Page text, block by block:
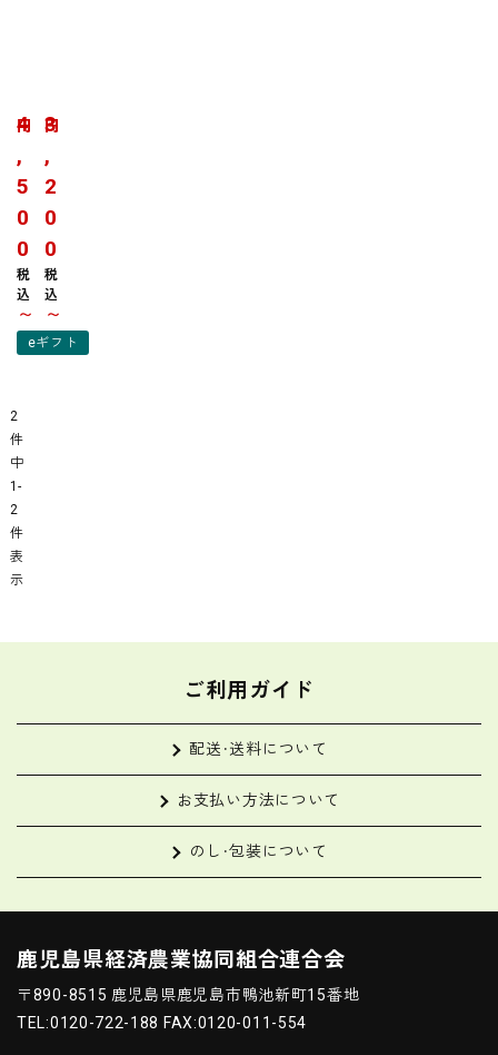
つ
鶏
レ
ア
火
焼
&
た
た
種
セ
ッ
ト
|
ダ
イ
ゼ
4
,
5
0
0
円
税
込
〜
eギフト
と
鹿
児
島
産
若
鶏
さ
つ
セ
ト
3
,
2
0
0
円
税
込
〜
2
件
中
1-
2
件
表
示
ご利用ガイド
配送・送料について
お支払い方法について
のし・包装について
鹿児島県経済農業協同組合連合会
〒890-8515 鹿児島県鹿児島市鴨池新町15番地
TEL:0120-722-188 FAX:0120-011-554